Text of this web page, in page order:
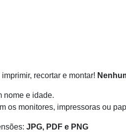
recortar e montar!
nome e idade.
os monitores, impressoras ou
JPG, PDF e PNG